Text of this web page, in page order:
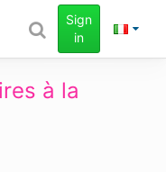
Sign
in
à la